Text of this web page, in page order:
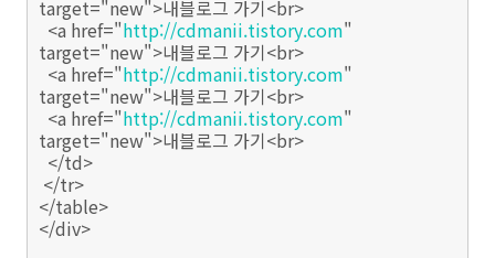
target="new">내블로그 가기<br>
<a href="http://cdmanii.tistory.com"
target="new">내블로그 가기<br>
<a href="http://cdmanii.tistory.com"
target="new">내블로그 가기<br>
<a href="http://cdmanii.tistory.com"
target="new">내블로그 가기<br>
</td>
</tr>
</table>
</div>